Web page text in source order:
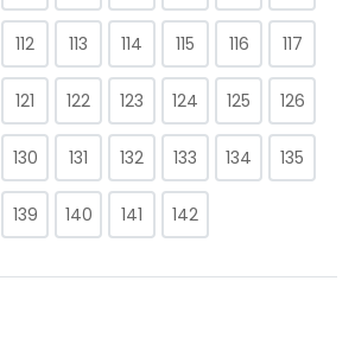
112 113 114 115 116 117
121 122 123 124 125 126
130 131 132 133 134 135
139 140 141 142